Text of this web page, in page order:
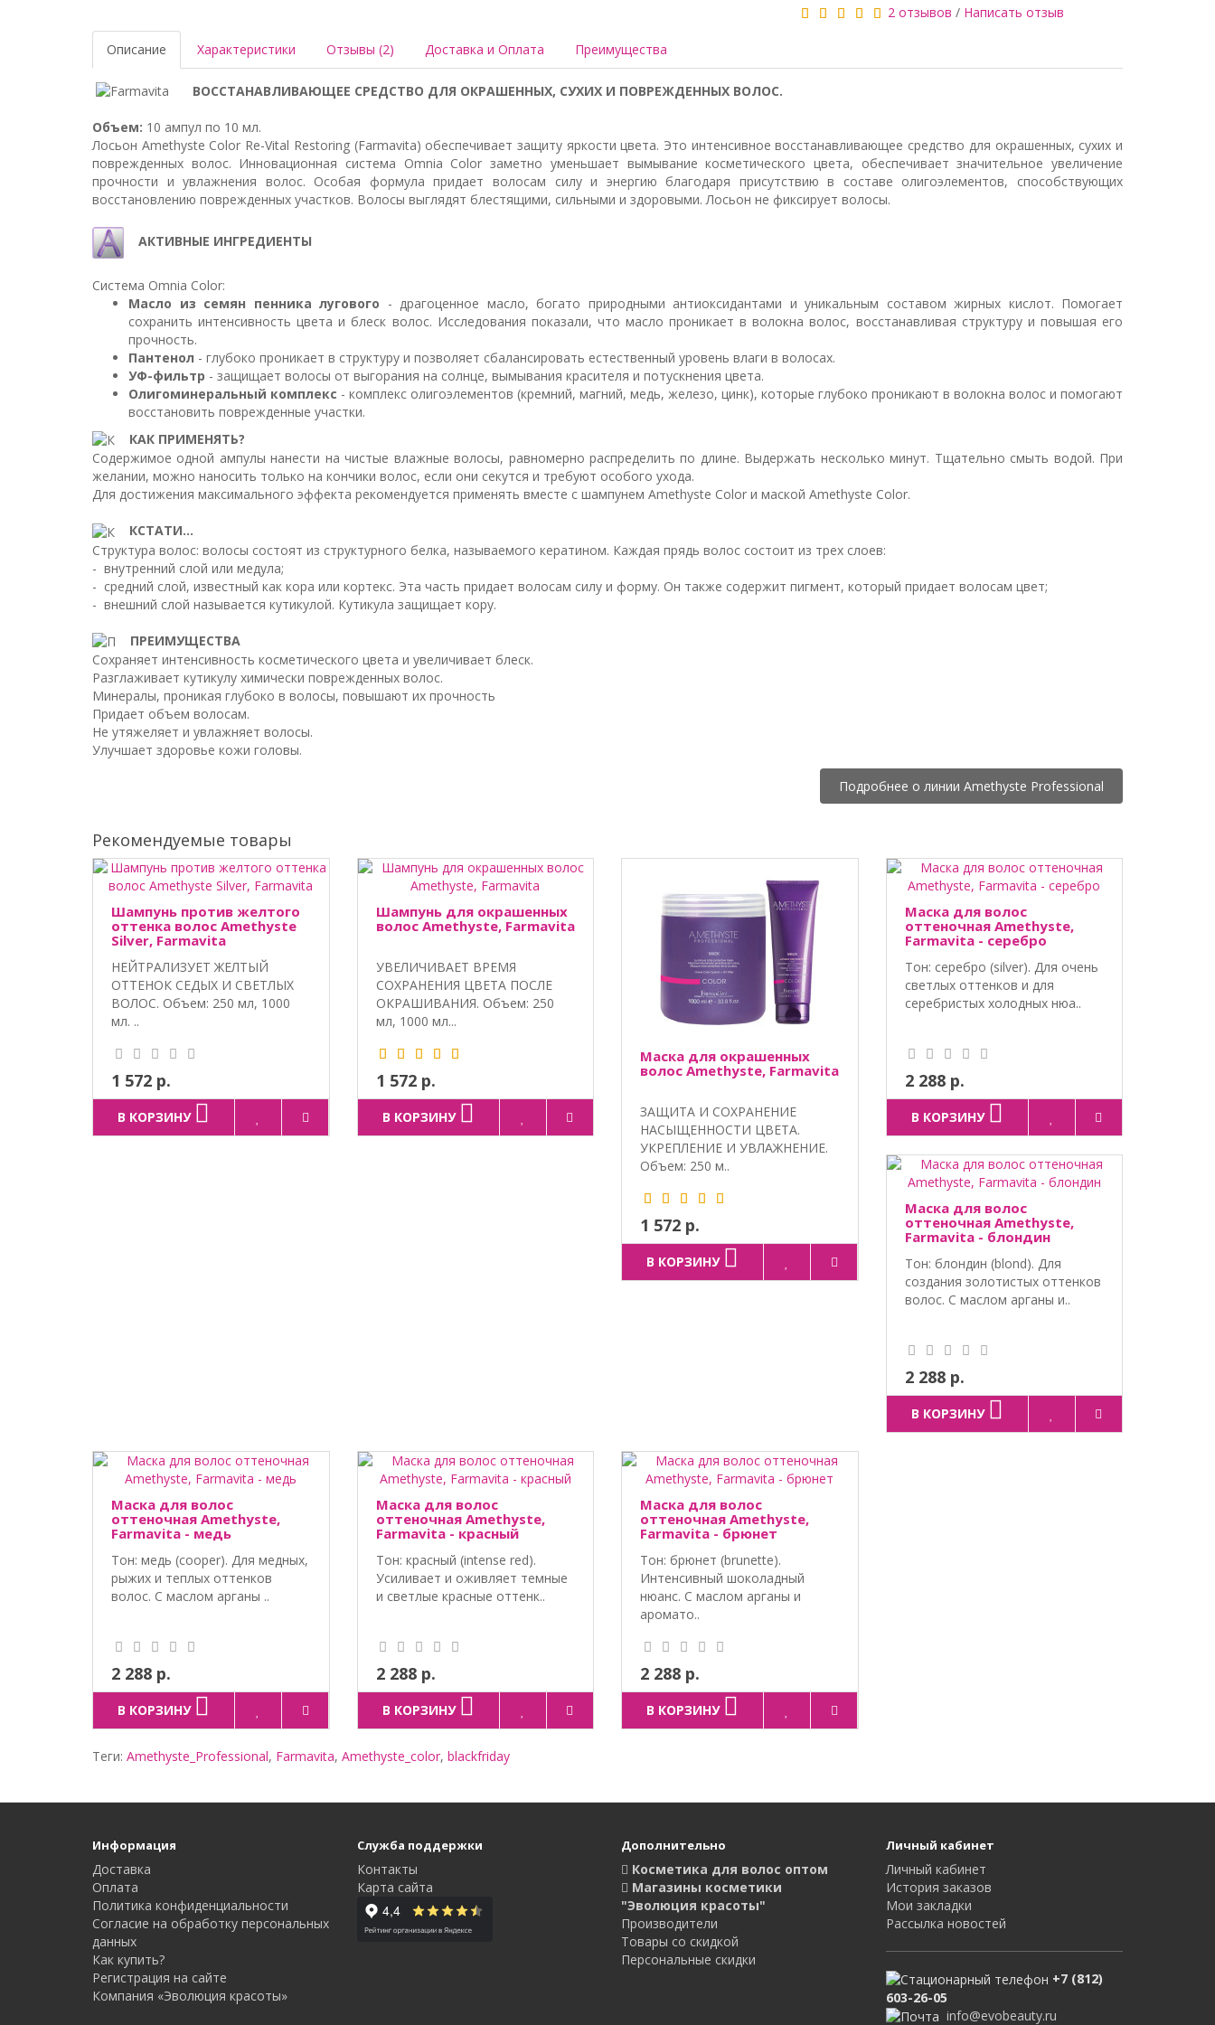
2 отзывов / Написать отзыв
Описание Характеристики Отзывы (2) Доставка и Оплата Преимущества
ВОССТАНАВЛИВАЮЩЕЕ СРЕДСТВО ДЛЯ ОКРАШЕННЫХ, СУХИХ И ПОВРЕЖДЕННЫХ ВОЛОС.
Объем: 10 ампул по 10 мл.
Лосьон Amethyste Color Re-Vital Restoring (Farmavita) обеспечивает защиту яркости цвета. Это интенсивное восстанавливающее средство для окрашенных, сухих и
поврежденных волос. Инновационная система Omnia Color заметно уменьшает вымывание косметического цвета, обеспечивает значительное увеличение
прочности и увлажнения волос. Особая формула придает волосам силу и энергию благодаря присутствию в составе олигоэлементов, способствующих
восстановлению поврежденных участков. Волосы выглядят блестящими, сильными и здоровыми. Лосьон не фиксирует волосы.
АКТИВНЫЕ ИНГРЕДИЕНТЫ
Система Omnia Color:
Масло из семян пенника лугового - драгоценное масло, богато природными антиоксидантами и уникальным составом жирных кислот. Помогает
сохранить интенсивность цвета и блеск волос. Исследования показали, что масло проникает в волокна волос, восстанавливая структуру и повышая его
прочность.
Пантенол - глубоко проникает в структуру и позволяет сбалансировать естественный уровень влаги в волосах.
УФ-фильтр - защищает волосы от выгорания на солнце, вымывания красителя и потускнения цвета.
Олигоминеральный комплекс - комплекс олигоэлементов (кремний, магний, медь, железо, цинк), которые глубоко проникают в волокна волос и помогают
восстановить поврежденные участки.
КАК ПРИМЕНЯТЬ?
Содержимое одной ампулы нанести на чистые влажные волосы, равномерно распределить по длине. Выдержать несколько минут. Тщательно смыть водой. При
желании, можно наносить только на кончики волос, если они секутся и требуют особого ухода.
Для достижения максимального эффекта рекомендуется применять вместе с шампунем Amethyste Color и маской Amethyste Color.
КСТАТИ...
Структура волос: волосы состоят из структурного белка, называемого кератином. Каждая прядь волос состоит из трех слоев:
- внутренний слой или медула;
- средний слой, известный как кора или кортекс. Эта часть придает волосам силу и форму. Он также содержит пигмент, который придает волосам цвет;
- внешний слой называется кутикулой. Кутикула защищает кору.
ПРЕИМУЩЕСТВА
Сохраняет интенсивность косметического цвета и увеличивает блеск.
Разглаживает кутикулу химически поврежденных волос.
Минералы, проникая глубоко в волосы, повышают их прочность
Придает объем волосам.
Не утяжеляет и увлажняет волосы.
Улучшает здоровье кожи головы.
Подробнее о линии Amethyste Professional
Рекомендуемые товары
Шампунь против желтого
оттенка волос Amethyste
Silver, Farmavita
НЕЙТРАЛИЗУЕТ ЖЕЛТЫЙ
ОТТЕНОК СЕДЫХ И СВЕТЛЫХ
ВОЛОС. Объем: 250 мл, 1000
мл. ..
1 572 р.
В КОРЗИНУ
Шампунь для окрашенных
волос Amethyste, Farmavita
УВЕЛИЧИВАЕТ ВРЕМЯ
СОХРАНЕНИЯ ЦВЕТА ПОСЛЕ
ОКРАШИВАНИЯ. Объем: 250
мл, 1000 мл...
1 572 р.
В КОРЗИНУ
Маска для окрашенных
волос Amethyste, Farmavita
ЗАЩИТА И СОХРАНЕНИЕ
НАСЫЩЕННОСТИ ЦВЕТА.
УКРЕПЛЕНИЕ И УВЛАЖНЕНИЕ.
Объем: 250 м..
1 572 р.
В КОРЗИНУ
Маска для волос
оттеночная Amethyste,
Farmavita - серебро
Тон: серебро (silver). Для очень
светлых оттенков и для
серебристых холодных нюа..
2 288 р.
В КОРЗИНУ
Маска для волос
оттеночная Amethyste,
Farmavita - блондин
Тон: блондин (blond). Для
создания золотистых оттенков
волос. С маслом арганы и..
2 288 р.
В КОРЗИНУ
Маска для волос
оттеночная Amethyste,
Farmavita - медь
Тон: медь (cooper). Для медных,
рыжих и теплых оттенков
волос. С маслом арганы ..
2 288 р.
В КОРЗИНУ
Маска для волос
оттеночная Amethyste,
Farmavita - красный
Тон: красный (intense red).
Усиливает и оживляет темные
и светлые красные оттенк..
2 288 р.
В КОРЗИНУ
Маска для волос
оттеночная Amethyste,
Farmavita - брюнет
Тон: брюнет (brunette).
Интенсивный шоколадный
нюанс. С маслом арганы и
аромато..
2 288 р.
В КОРЗИНУ
Теги: Amethyste_Professional, Farmavita, Amethyste_color, blackfriday
Информация
Доставка
Оплата
Политика конфиденциальности
Согласие на обработку персональных
данных
Как купить?
Регистрация на сайте
Компания «Эволюция красоты»
Служба поддержки
Контакты
Карта сайта
Дополнительно
Косметика для волос оптом
Магазины косметики
"Эволюция красоты"
Производители
Товары со скидкой
Персональные скидки
Личный кабинет
Личный кабинет
История заказов
Мои закладки
Рассылка новостей
+7 (812)
603-26-05
info@evobeauty.ru